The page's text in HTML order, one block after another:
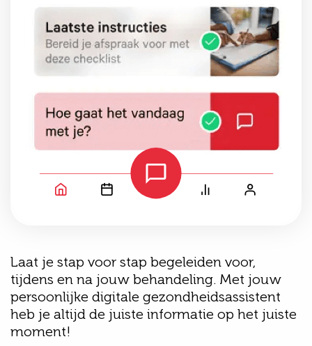
Laat je stap voor stap begeleiden voor,
tijdens en na jouw behandeling. Met jouw
persoonlijke digitale gezondheidsassistent
heb je altijd de juiste informatie op het juiste
moment!